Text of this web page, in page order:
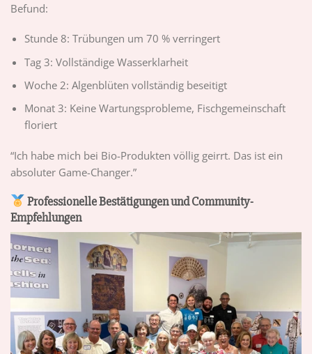
Befund:
Stunde 8: Trübungen um 70 % verringert
Tag 3: Vollständige Wasserklarheit
Woche 2: Algenblüten vollständig beseitigt
Monat 3: Keine Wartungsprobleme, Fischgemeinschaft
floriert
“Ich habe mich bei Bio-Produkten völlig geirrt. Das ist ein
absoluter Game-Changer.”
Professionelle Bestätigungen und Community-
Empfehlungen